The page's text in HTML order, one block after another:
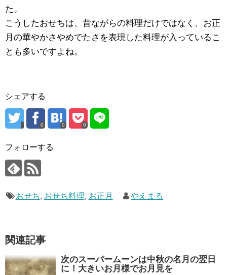
た。
こうしたおせちは、昔ながらの料理だけではなく、お正
月の華やかさやめでたさを表現した料理が入っているこ
とも多いですよね。
シェアする
0 0 0
フォローする
おせち, おせち料理, お正月 やえまる
関連記事
次のスーパームーンは中秋の名月の翌日
に！大きいお月様でお月見を